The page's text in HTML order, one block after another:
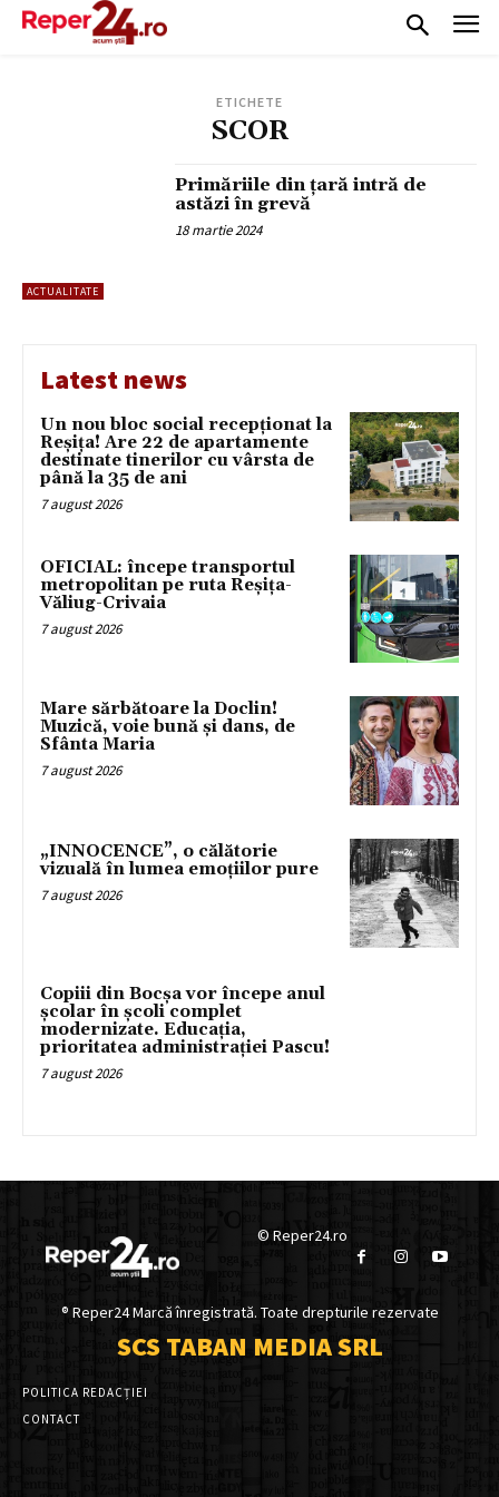
ETICHETE
SCOR
ACTUALITATE
Primăriile din țară intră de
astăzi în grevă
18 martie 2024
Latest news
Un nou bloc social recepționat la
Reșița! Are 22 de apartamente
destinate tinerilor cu vârsta de
până la 35 de ani
7 august 2026
OFICIAL: începe transportul
metropolitan pe ruta Reșița-
Văliug-Crivaia
7 august 2026
Mare sărbătoare la Doclin!
Muzică, voie bună și dans, de
Sfânta Maria
7 august 2026
„INNOCENCE”, o călătorie
vizuală în lumea emoțiilor pure
7 august 2026
Copiii din Bocșa vor începe anul
școlar în școli complet
modernizate. Educația,
prioritatea administrației Pascu!
7 august 2026
© Reper24.ro
® Reper24 Marcă înregistrată. Toate drepturile rezervate
SCS TABAN MEDIA SRL
POLITICA REDACȚIEI
CONTACT